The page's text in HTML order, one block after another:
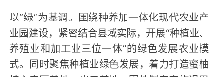
以“绿”为基调。围绕种养加一体化现代农业产
业园建设，紧密结合县域实际，开展“种植业、
养殖业和加工业三位一体”的绿色发展农业模
式。同时聚焦种植业绿色发展，着力打造蜜柚